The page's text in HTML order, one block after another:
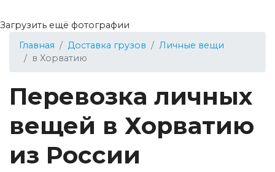
Загрузить ещё фотографии
Главная
Доставка грузов
Личные вещи
в Хорватию
Перевозка личных
вещей в Хорватию
из России